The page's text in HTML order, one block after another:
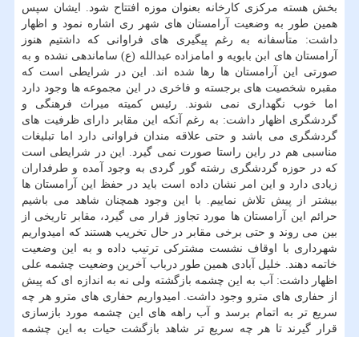
بخش هسته مركزی كارخانه بعنوان موزه افتتاح شود. ایشان سپس
همین طور به وضعیت آرامستان های شهر ری اشاره نمود و اظهار
داشت: متأسفانه به رغم پیگیری های فراوانی كه داشتیم هنوز
آرامستان های ابن بابویه و امامزاده عبدالله (ع) ساماندهی نشده و به
صورتی این آرامستان ها رها شده اند. این در شرایطی است كه
مقبره شخصیت های برجسته و فاخری در این مجموعه ها وجود دارد
اما خوب نگهداری نمی شوند. رئیس كمیته میراث فرهنگی و
گردشگری اظهار داشت: به رغم آنكه این مقابر دارای ظرفیت های
گردشگری می باشد و حتی علاقه مندان فراوانی دارد اما تبلیغات
مناسبی هم در راین راستا صورت نمی گیرد. این در شرایطی است
كه در حوزه گردشگری رشته گور گردی به وجود آمده و طرفداران
زیادی دارد و این امر نشان داده است باید در حفظ این آرامستان ها
بیشتر از پیش تلاش نماییم. با این وجود همچنان شاهد می باشیم
حرائم این آرامستان ها مورد تجاوز قرار می گیرد، مقابر تاریخی از
بین می روند و حتی برخی مقابر در حال تخریب هستند كه امیدواریم
شهرداری با اوقاف نشست مشتركی ترتیب داده و به این وضعیت
خاتمه دهند. خلیل آبادی همین طور درباب آخرین وضعیت چشمه علی
اظهار داشت: آب به این چشمه بازگشته ولی نه به اندازه ای كه پیش
از حفاری های مترو وجود داشت. امیدواریم حفاری های مترو هر چه
سریع تر به اتمام برسد و آب راهه های این چشمه مورد بازسازی
قرار گیرند تا هر چه سریع تر شاهد بازگشت حیات به این چشمه